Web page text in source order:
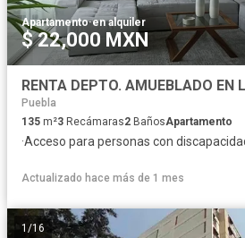
Apartamento·en alquiler
$ 22,000 MXN
Puebla
135 m²3 Recámaras2 BañosApartamento
·Acceso para personas con
Actualizado hace más de 1 mes
1 /16